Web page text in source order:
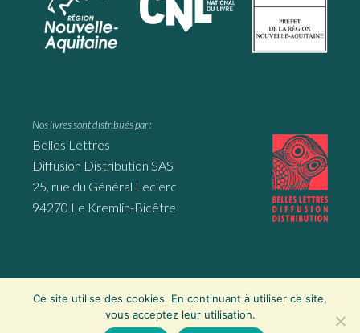
Nos livres sont distribués par :
Belles Lettres
Diffusion Distribution SAS
25, rue du Général Leclerc
94270 Le Kremlin-Bicêtre
Mila Weissweiler, Montmorillon ∙Mentions légales
Politique de confidentialité
Ce site utilise des cookies. En continuant à utiliser ce site,
vous acceptez leur utilisation.